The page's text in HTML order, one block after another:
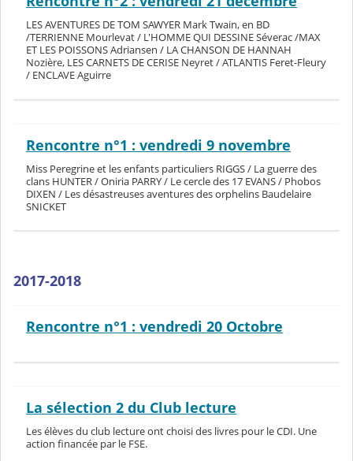
LES AVENTURES DE TOM SAWYER Mark Twain, en BD
/TERRIENNE Mourlevat / L'HOMME QUI DESSINE Séverac /MAX
ET LES POISSONS Adriansen / LA CHANSON DE HANNAH
Nozière, LES CARNETS DE CERISE Neyret / ATLANTIS Feret-Fleury
/ ENCLAVE Aguirre
Rencontre n°1 : vendredi 9 novembre
Miss Peregrine et les enfants particuliers RIGGS / La guerre des
clans HUNTER / Oniria PARRY / Le cercle des 17 EVANS / Phobos
DIXEN / Les désastreuses aventures des orphelins Baudelaire
SNICKET
2017-2018
Rencontre n°1 : vendredi 20 Octobre
La sélection 2 du Club lecture
Les élèves du club lecture ont choisi des livres pour le CDI. Une
action financée par le FSE.